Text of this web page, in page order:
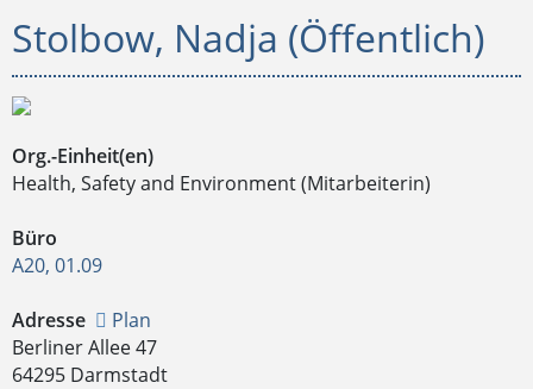
Stolbow, Nadja (Öffentlich)
Org.-Einheit(en)
Health, Safety and Environment (Mitarbeiterin)
Büro
A20, 01.09
Adresse
Plan
Berliner Allee 47
64295 Darmstadt